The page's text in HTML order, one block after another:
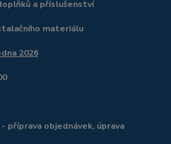
a příslušenství
materiálu
2026
- příprava objednávek, úprava